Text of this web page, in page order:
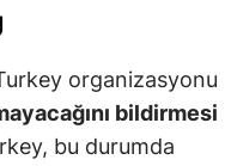
organizasyonu
bildirmesi
bu durumda